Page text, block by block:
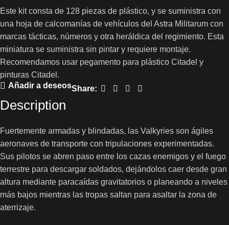
Este kit consta de 128 piezas de plástico, y se suministra con
una hoja de calcomanías de vehículos del Astra Militarum con
marcas tácticas, números y otra heráldica del regimiento. Esta
miniatura se suministra sin pintar y requiere montaje.
Recomendamos usar pegamento para plástico Citadel y
pinturas Citadel.
Añadir a deseosShare:
Description
Fuertemente armadas y blindadas, las Valkyries son ágiles
aeronaves de transporte con tripulaciones experimentadas.
Sus pilotos se abren paso entre los cazas enemigos y el fuego
terrestre para descargar soldados, dejándolos caer desde gran
altura mediante paracaídas gravitatorios o planeando a niveles
más bajos mientras las tropas saltan para asaltar la zona de
aterrizaje.